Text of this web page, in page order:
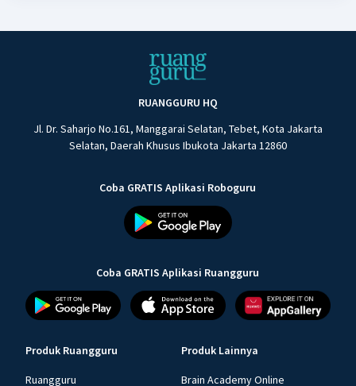
RUANGGURU HQ
Jl. Dr. Saharjo No.161, Manggarai Selatan, Tebet, Kota Jakarta
Selatan, Daerah Khusus Ibukota Jakarta 12860
Coba GRATIS Aplikasi Roboguru
Coba GRATIS Aplikasi Ruangguru
Produk Ruangguru
Ruangguru
Produk Lainnya
Brain Academy Online